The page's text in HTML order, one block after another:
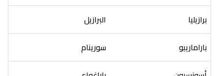
برازيليا
البرازيل
باراماريبو
سورينام